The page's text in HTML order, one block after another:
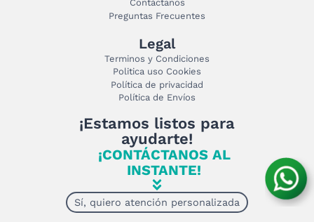
Contáctanos
Preguntas Frecuentes
Legal
Terminos y Condiciones
Politica uso Cookies
Política de privacidad
Política de Envíos
¡Estamos listos para
ayudarte!
¡CONTÁCTANOS AL
INSTANTE!
Sí, quiero atención personalizada